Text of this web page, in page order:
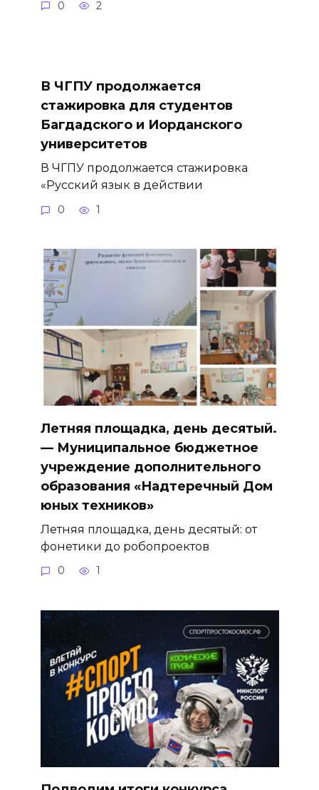
0 2
В ЧГПУ продолжается
стажировка для студентов
Багдадского и Иорданского
университетов
В ЧГПУ продолжается стажировка
«Русский язык в действии
0 1
Летняя площадка, день десятый.
— Муниципальное бюджетное
учреждение дополнительного
образования «Надтеречный Дом
юных техников»
Летняя площадка, день десятый: от
фонетики до робопроектов
0 1